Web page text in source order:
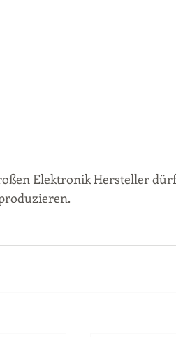
Elektronik Hersteller